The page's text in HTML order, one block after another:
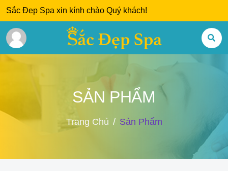
Sắc Đẹp Spa xin kính chào Quý khách!
SẢN PHẨM
Trang Chủ Sản Phẩm